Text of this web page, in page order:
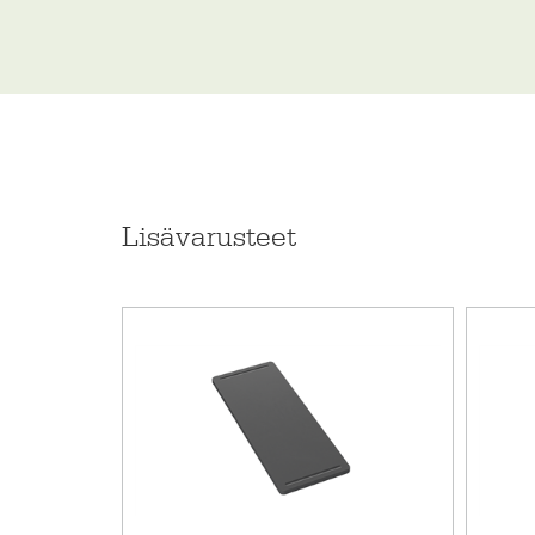
Laminaatti-, puu-, kivi- ja komposiittitasoihin
LVI-koodi
Alakaapin minimileveys cm
Lisävarusteet